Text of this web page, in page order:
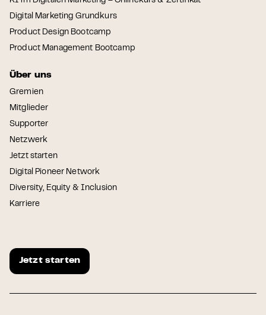
Digital Marketing Grundkurs
Product Design Bootcamp
Product Management Bootcamp
Über uns
Gremien
Mitglieder
Supporter
Netzwerk
Jetzt starten
Digital Pioneer Network
Diversity, Equity & Inclusion
Karriere
Jetzt starten